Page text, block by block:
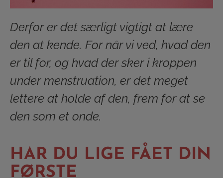
Derfor er det særligt vigtigt at lære
den at kende. For når vi ved, hvad den
er til for, og hvad der sker i kroppen
under menstruation, er det meget
lettere at holde af den, frem for at se
den som et onde.
HAR DU LIGE FÅET DIN
FØRSTE